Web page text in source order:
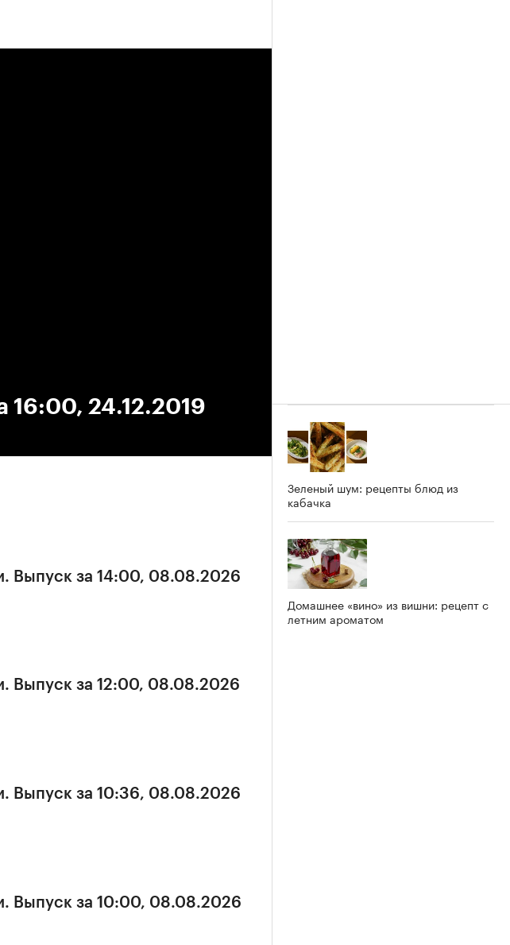
16:00, 24.12.2019
Выпуск за 14:00, 08.08.2026
Выпуск за 12:00, 08.08.2026
Выпуск за 10:36, 08.08.2026
Выпуск за 10:00, 08.08.2026
Зеленый шум: рецепты блюд из
кабачка
Домашнее «вино» из вишни: рецепт с
летним ароматом